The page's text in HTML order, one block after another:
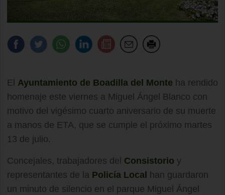
El Ayuntamiento de Boadilla del Monte ha rendido
homenaje este viernes a Miguel Ángel Blanco con
motivo del vigésimo cuarto aniversario de su muerte
a manos de ETA, que se cumple el próximo martes
13 de julio.
Concejales, trabajadores del Consistorio y
representantes de la Policía Local
han guardaron
un minuto de silencio en el parque Miguel Ángel